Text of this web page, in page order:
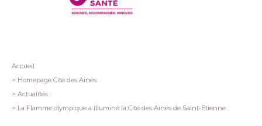
Fil
d'Ariane
Accueil
Homepage Cité des Ainés
Actualités
La Flamme olympique a illuminé la Cité des Ainés de Saint-Etienne